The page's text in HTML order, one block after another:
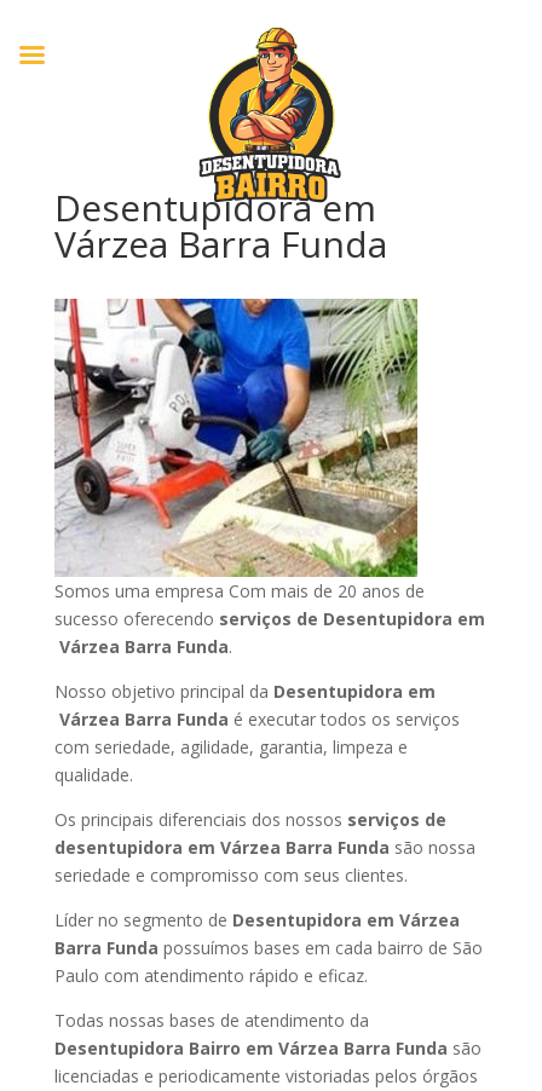
Desentupidora em
Várzea Barra Funda
Somos uma empresa Com mais de 20 anos de
sucesso oferecendo serviços de Desentupidora em
Várzea Barra Funda.
Nosso objetivo principal da Desentupidora em
Várzea Barra Funda é executar todos os serviços
com seriedade, agilidade, garantia, limpeza e
qualidade.
Os principais diferenciais dos nossos serviços de
desentupidora em Várzea Barra Funda são nossa
seriedade e compromisso com seus clientes.
Líder no segmento de Desentupidora em Várzea
Barra Funda possuímos bases em cada bairro de São
Paulo com atendimento rápido e eficaz.
Todas nossas bases de atendimento da
Desentupidora Bairro em Várzea Barra Funda são
licenciadas e periodicamente vistoriadas pelos órgãos